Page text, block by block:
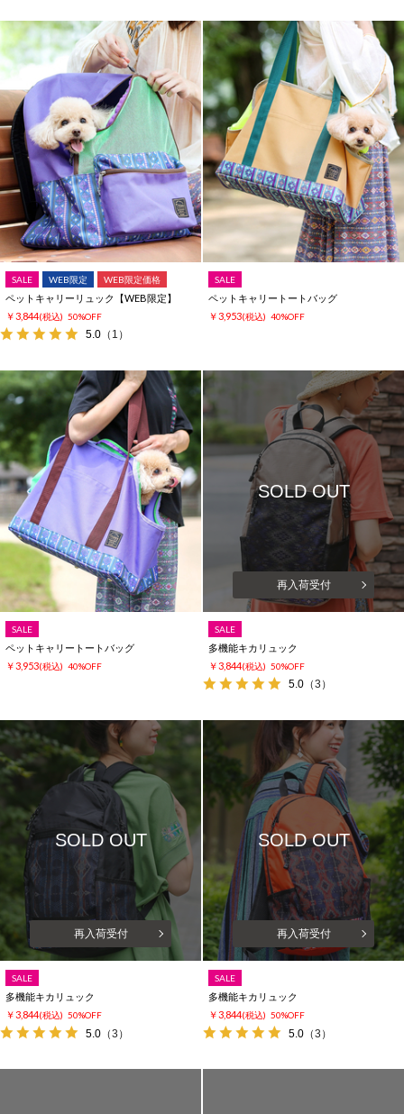
SALE WEB限定 WEB限定価格
ペットキャリーリュック【WEB限定】
￥3,844(税込) 50%OFF
5.0 （1）
SALE
ペットキャリートートバッグ
￥3,953(税込) 40%OFF
SALE
ペットキャリートートバッグ
￥3,953(税込) 40%OFF
SOLD OUT
再入荷受付
SALE
多機能キカリュック
￥3,844(税込) 50%OFF
5.0 （3）
SOLD OUT
再入荷受付
SALE
多機能キカリュック
￥3,844(税込) 50%OFF
5.0 （3）
SOLD OUT
再入荷受付
SALE
多機能キカリュック
￥3,844(税込) 50%OFF
5.0 （3）